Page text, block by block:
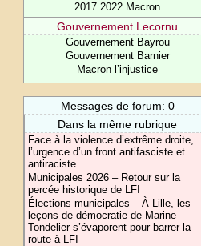
2017 2022 Macron
Gouvernement Lecornu
Gouvernement Bayrou
Gouvernement Barnier
Macron l’injustice
Messages de forum: 0
Dans la même rubrique
Face à la violence d’extrême droite,
l’urgence d’un front antifasciste et
antiraciste
Municipales 2026 – Retour sur la
percée historique de LFI
Élections municipales – À Lille, les
leçons de démocratie de Marine
Tondelier s’évaporent pour barrer la
route à LFI